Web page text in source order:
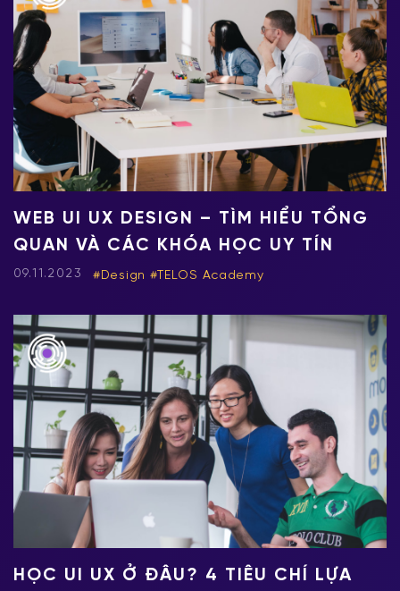
WEB UI UX DESIGN – TÌM HIỂU TỔNG
QUAN VÀ CÁC KHÓA HỌC UY TÍN
09.11.2023 Design TELOS Academy
HỌC UI UX Ở ĐÂU? 4 TIÊU CHÍ LỰA